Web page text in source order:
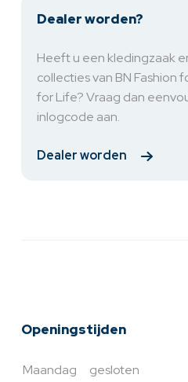
Dealer worden?
Heeft u een kledingzaak
collecties van BN Fashion
for Life? Vraag dan
inlogcode aan.
Dealer worden
Openingstijden
Maandag
gesloten